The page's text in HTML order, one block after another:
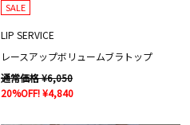
SALE
LIP SERVICE
レースアップボリュームブラトップ
通常価格 ¥6,050
20%OFF! ¥4,840